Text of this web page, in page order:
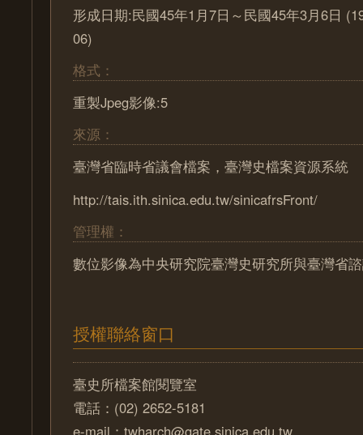
形成日期:民國45年1月7日～民國45年3月6日
06)
格式：
重製Jpeg影像:5
來源：
臺灣省臨時省議會檔案，臺灣史檔案資源系統
http://tais.ith.sinica.edu.tw/sinicafrsFront/
管理權：
數位影像為中央研究院臺灣史研究所與臺灣省
授權聯絡窗口
臺史所檔案館閱覽室
電話：(02) 2652-5181
e-mail：twharch@gate.sinica.edu.tw